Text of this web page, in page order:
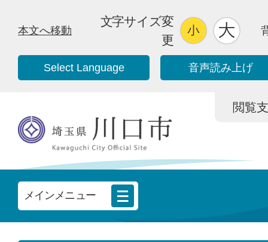
本文へ移動
文字サイズ変
更
Select Language 音声読み上げ
閲覧
メインメニュー